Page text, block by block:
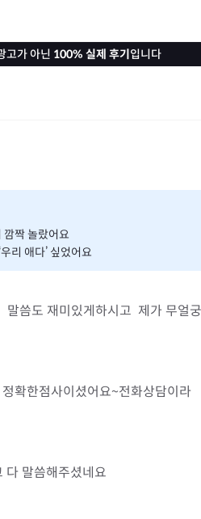
고가 아닌 100% 실제 후기입니다
깜짝 놀랐어요
리 애다’ 싶었어요
씀도 재미있게하시고  제가 무얼
확한점사이셨어요~전화상담이라
다 말씀해주셨네요